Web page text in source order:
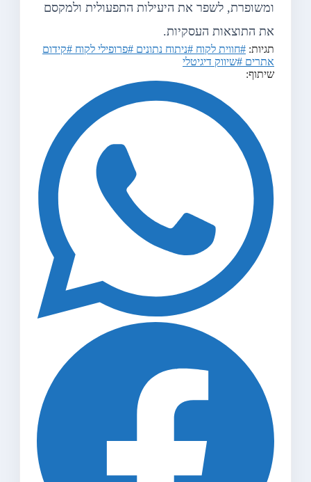
ומשופרת, לשפר את היעילות התפעולית ולמקסם
את התוצאות העסקיות.
תגיות: #חווית לקוח #ניתוח נתונים #פרופילי לקוח #קידום
אתרים #שיווק דיגיטלי
שיתוף: